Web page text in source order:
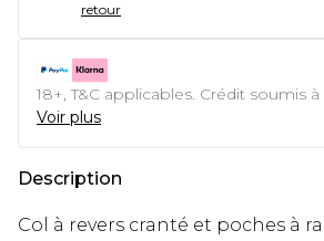
retour
18+, T&C applicables. Crédit soumis
Voir plus
Description
Col à revers cranté et poches à